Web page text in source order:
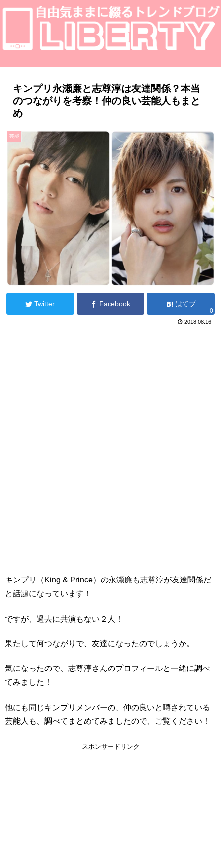
キンプリ永瀬廉と志尊淳は友達関係？本当
のつながりを考察！仲の良い芸能人もまと
め
芸能
Twitter Facebook はてブ
0
2018.08.16
キンプリ（King & Prince）の永瀬廉も志尊淳が友達関係だ
と話題になっています！
ですが、過去に共演もない２人！
果たして何つながりで、友達になったのでしょうか。
気になったので、志尊淳さんのプロフィールと一緒に調べ
てみました！
他にも同じキンプリメンバーの、仲の良いと噂されている
芸能人も、調べてまとめてみましたので、ご覧ください！
スポンサードリンク